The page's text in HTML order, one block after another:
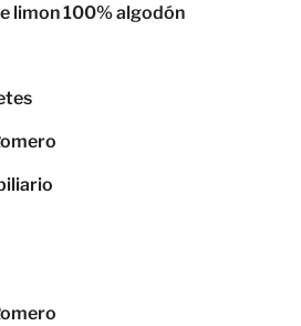
limon 100% algodón